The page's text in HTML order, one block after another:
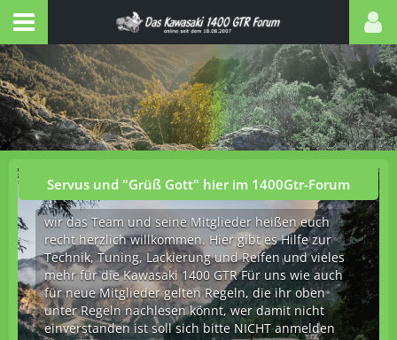
Servus und "Grüß Gott" hier im 1400Gtr-Forum
wir das Team und seine Mitglieder heißen euch
recht herzlich willkommen. Hier gibt es Hilfe zur
Technik, Tuning, Lackierung und Reifen und vieles
mehr für die Kawasaki 1400 GTR Für uns wie auch
für neue Mitglieder gelten Regeln, die ihr oben
unter Regeln nachlesen könnt, wer damit nicht
einverstanden ist soll sich bitte NICHT anmelden